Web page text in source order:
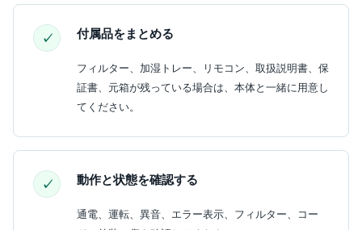
付属品をまとめる
フィルター、加湿トレー、リモコン、取扱説明書、保
証書、元箱が残っている場合は、本体と一緒に用意し
てください。
動作と状態を確認する
通電、運転、異音、エラー表示、フィルター、コー